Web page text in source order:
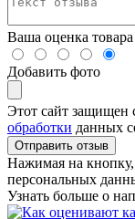
Ваша оценка товара
Добавить фото
Этот сайт защищен
обработки данных
Отправить отзыв
Нажимая на кнопку,
персональных
Узнать больше о